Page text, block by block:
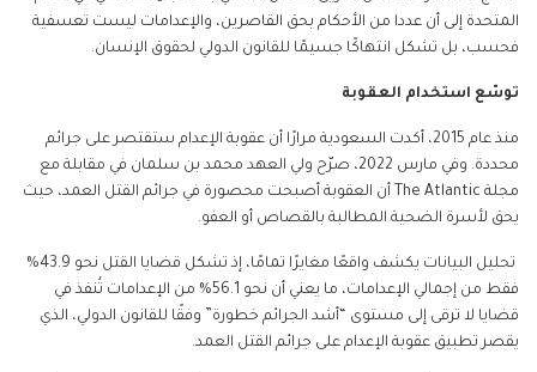
المتحدة إلى أن عددا من الأحكام بحق القاصرين، والإعدامات ليست تعسفية
فحسب، بل تشكل انتهاكًا جسيمًا للقانون الدولي لحقوق الإنسان.
توسّع استخدام العقوبة
منذ عام 2015، أكدت السعودية مرارًا أن عقوبة الإعدام ستقتصر على جرائم
محددة. وفي مارس 2022، صرّح ولي العهد محمد بن سلمان في مقابلة مع
مجلة The Atlantic أن العقوبة أصبحت محصورة في جرائم القتل العمد، حيث
يحق لأسرة الضحية المطالبة بالقصاص أو العفو.
تحليل البيانات يكشف واقعًا مغايرًا تمامًا، إذ تشكل قضايا القتل نحو 43.9%
فقط من إجمالي الإعدامات، ما يعني أن نحو 56.1% من الإعدامات تُنفذ في
قضايا لا ترقى إلى مستوى “أشد الجرائم خطورة” وفقًا للقانون الدولي، الذي
يقصر تطبيق عقوبة الإعدام على جرائم القتل العمد.